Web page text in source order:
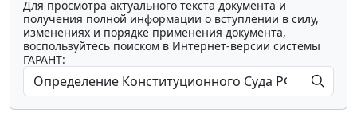
Для просмотра актуального текста документа и
получения полной информации о вступлении в силу,
изменениях и порядке применения документа,
воспользуйтесь поиском в Интернет-версии системы
ГАРАНТ: